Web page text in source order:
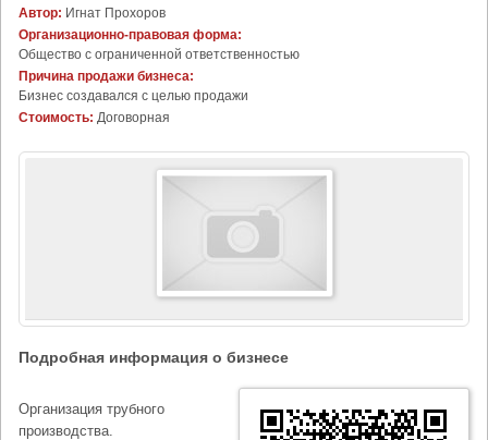
Автор: Игнат Прохоров
Организационно-правовая форма:
Общество с ограниченной ответственностью
Причина продажи бизнеса:
Бизнес создавался с целью продажи
Стоимость: Договорная
Подробная информация о бизнесе
Организация трубного
производства.